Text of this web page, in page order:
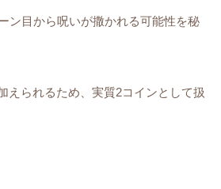
ン目から呪いが撒かれる可能性を秘
えられるため、実質2コインとして扱